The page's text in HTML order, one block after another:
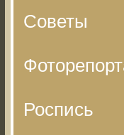
Советы
Роспись